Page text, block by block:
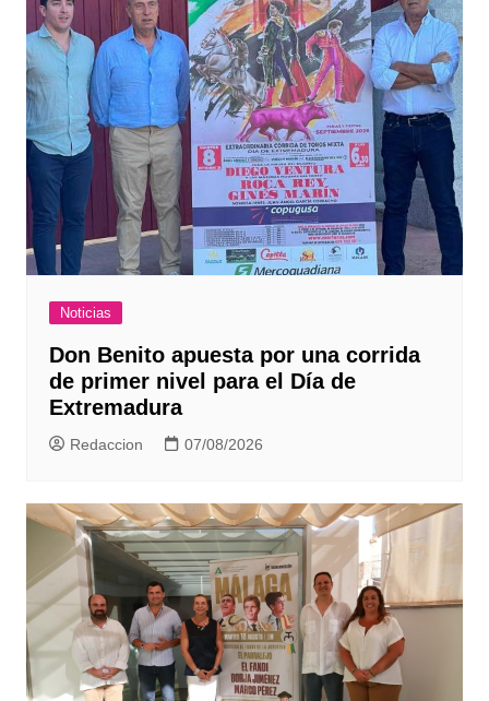
Noticias
Don Benito apuesta por una corrida
de primer nivel para el Día de
Extremadura
Redaccion 07/08/2026